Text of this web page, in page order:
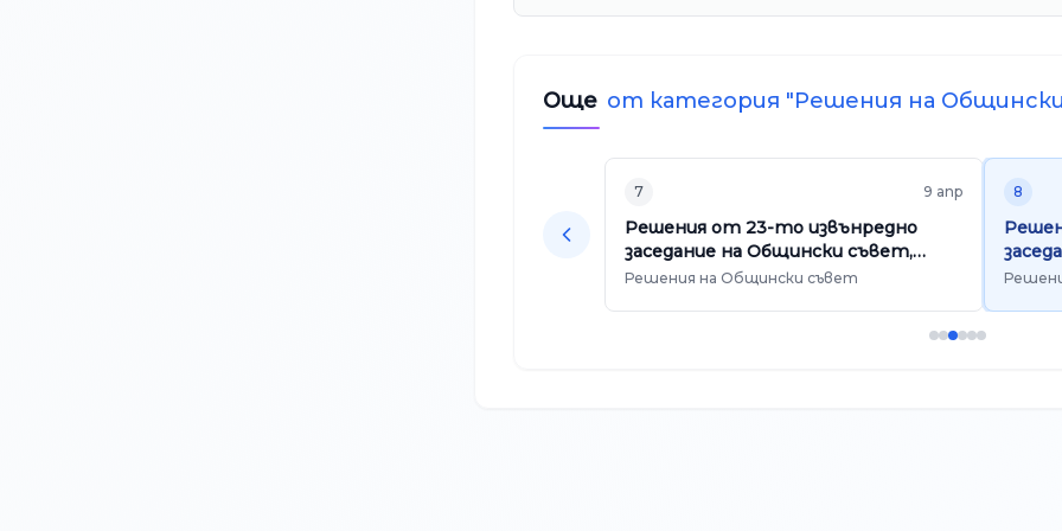
Още от категория "Решения на
7 9 апр
Решения от 23-то извънредно
заседание на Общински съвет,
проведено на 07.04.2026 г.
Решения на Общински съвет
8